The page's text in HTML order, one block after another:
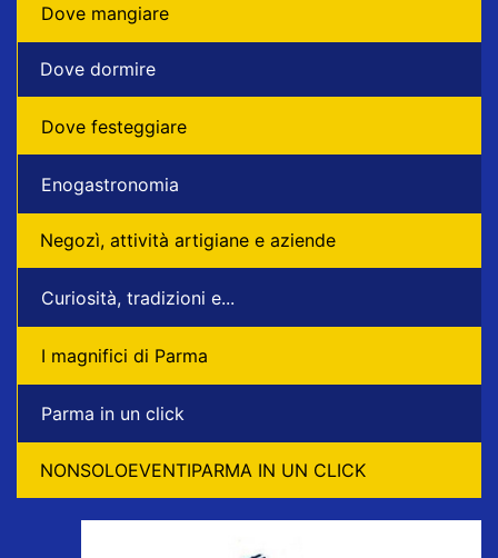
Dove mangiare
Dove dormire
Dove festeggiare
Enogastronomia
Negozì, attività artigiane e aziende
Curiosità, tradizioni e...
I magnifici di Parma
Parma in un click
NONSOLOEVENTIPARMA IN UN CLICK